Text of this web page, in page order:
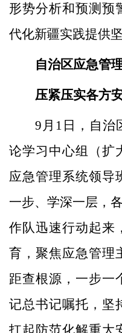
形势分析和预测预
代化新疆实践提供
自治区应急管
压紧压实各方
9月1日，自治
论学习中心组（扩
应急管理系统领导
一步、学深一层，
作队迅速行动起来
育，聚焦应急管理
距查根源，一步一
记总书记嘱托，坚
扛起防范化解重大